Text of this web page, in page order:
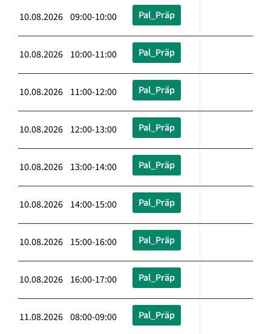
10.08.2026 09:00-10:00 Pal_Präp
10.08.2026 10:00-11:00 Pal_Präp
10.08.2026 11:00-12:00 Pal_Präp
10.08.2026 12:00-13:00 Pal_Präp
10.08.2026 13:00-14:00 Pal_Präp
10.08.2026 14:00-15:00 Pal_Präp
10.08.2026 15:00-16:00 Pal_Präp
10.08.2026 16:00-17:00 Pal_Präp
11.08.2026 08:00-09:00 Pal_Präp